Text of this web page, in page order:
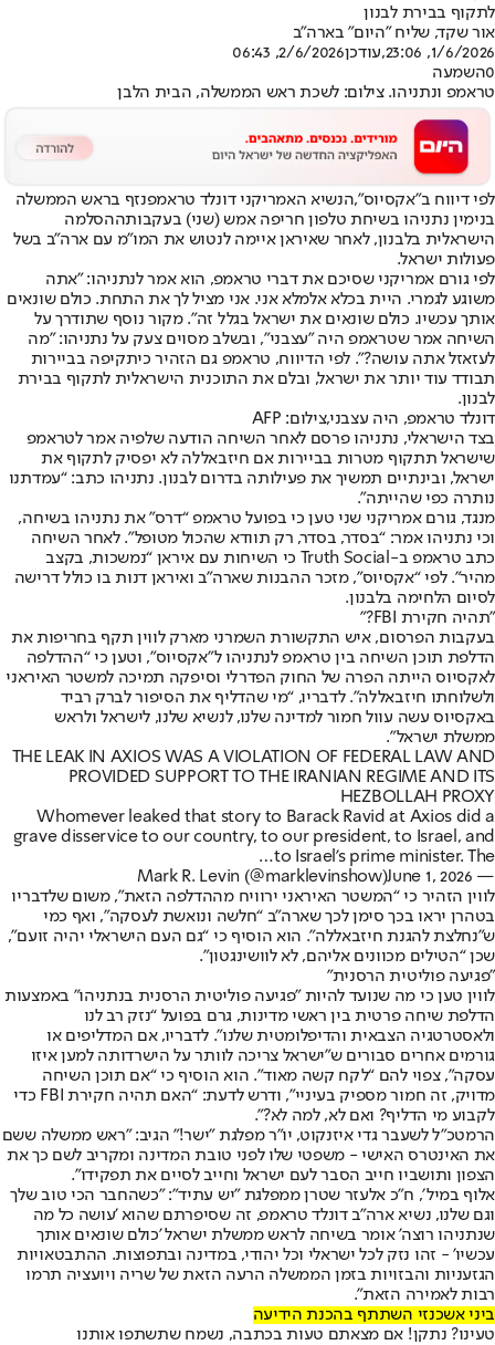
לתקוף בבירת לבנון
אור שקד, שליח "היום" בארה"ב
1/6/2026, 23:06
,עודכן2/6/2026, 06:43
0השמעה
טראמפ ונתניהו. צילום: לשכת ראש הממשלה, הבית הלבן
לפי דיווח ב"אקסיוס",הנשיא האמריקני דונלד טראמפנזף בראש הממשלה
בנימין נתניהו בשיחת טלפון חריפה אמש (שני) בעקבותההסלמה
הישראלית בלבנון, לאחר שאיראן איימה לנטוש את המו”מ עם ארה”ב בשל
פעולות ישראל.
לפי גורם אמריקני שסיכם את דברי טראמפ, הוא אמר לנתניהו: "אתה
משוגע לגמרי. היית בכלא אלמלא אני. אני מציל לך את התחת. כולם שונאים
אותך עכשיו. כולם שונאים את ישראל בגלל זה". מקור נוסף שתודרך על
השיחה אמר שטראמפ היה "עצבני", ובשלב מסוים צעק על נתניהו: "מה
לעזאזל אתה עושה?". לפי הדיווח, טראמפ גם הזהיר כיתקיפה בביירות
תבודד עוד יותר את ישראל, ובלם את התוכנית הישראלית לתקוף בבירת
לבנון.
דונלד טראמפ, היה עצבני,צילום: AFP
בצד הישראלי, נתניהו פרסם לאחר השיחה הודעה שלפיה אמר לטראמפ
שישראל תתקוף מטרות בביירות אם חיזבאללה לא יפסיק לתקוף את
ישראל, ובינתיים תמשיך את פעילותה בדרום לבנון. נתניהו כתב: “עמדתנו
נותרה כפי שהייתה”.
מנגד, גורם אמריקני שני טען כי בפועל טראמפ “דרס” את נתניהו בשיחה,
וכי נתניהו אמר: “בסדר, בסדר, רק תוודא שהכול מטופל”. לאחר השיחה
כתב טראמפ ב-Truth Social כי השיחות עם איראן “נמשכות, בקצב
מהיר”. לפי “אקסיוס”, מזכר ההבנות שארה”ב ואיראן דנות בו כולל דרישה
לסיום הלחימה בלבנון.
"תהיה חקירת FBI?"
בעקבות הפרסום, איש התקשורת השמרני מארק לווין תקף בחריפות את
הדלפת תוכן השיחה בין טראמפ לנתניהו ל”אקסיוס”, וטען כי “ההדלפה
לאקסיוס הייתה הפרה של החוק הפדרלי וסיפקה תמיכה למשטר האיראני
ולשלוחתו חיזבאללה”. לדבריו, “מי שהדליף את הסיפור לברק רביד
באקסיוס עשה עוול חמור למדינה שלנו, לנשיא שלנו, לישראל ולראש
ממשלת ישראל”.
THE LEAK IN AXIOS WAS A VIOLATION OF FEDERAL LAW AND
PROVIDED SUPPORT TO THE IRANIAN REGIME AND ITS
HEZBOLLAH PROXY
Whomever leaked that story to Barack Ravid at Axios did a
grave disservice to our country, to our president, to Israel, and
to Israel's prime minister. The…
— Mark R. Levin (@marklevinshow)
June 1, 2026
לווין הזהיר כי “המשטר האיראני ירוויח מההדלפה הזאת”, משום שלדבריו
בטהרן יראו בכך סימן לכך שארה”ב “חלשה ונואשת לעסקה”, ואף כמי
ש”נחלצת להגנת חיזבאללה”. הוא הוסיף כי “גם העם הישראלי יהיה זועם”,
שכן “הטילים מכוונים אליהם, לא לוושינגטון”.
"פגיעה פוליטית הרסנית"
לווין טען כי מה שנועד להיות "פגיעה פוליטית הרסנית בנתניהו" באמצעות
הדלפת שיחה פרטית בין ראשי מדינות, גרם בפועל “נזק רב לנו
ולאסטרטגיה הצבאית והדיפלומטית שלנו”. לדבריו, אם המדליפים או
גורמים אחרים סבורים ש”ישראל צריכה לוותר על הישרדותה למען איזו
עסקה”, צפוי להם “לקח קשה מאוד”. הוא הוסיף כי “אם תוכן השיחה
מדויק, זה חמור מספיק בעיניי”, ודרש לדעת: “האם תהיה חקירת FBI כדי
לקבוע מי הדליף? ואם לא, למה לא?”.
הרמטכ"ל לשעבר גדי איזנקוט, יו"ר מפלגת "ישר!" הגיב: "ראש ממשלה ששם
את האינטרס האישי - משפטי שלו לפני טובת המדינה ומקריב לשם כך את
הצפון ותושביו חייב הסבר לעם ישראל וחייב לסיים את תפקידו".
אלוף במיל׳, ח"כ אלעזר שטרן ממפלגת "יש עתיד": "כשהחבר הכי טוב שלך
וגם שלנו, נשיא ארה״ב דונלד טראמפ, זה שסיפרתם שהוא 'עושה כל מה
שנתניהו רוצה' אומר בשיחה לראש ממשלת ישראל 'כולם שונאים אותך
עכשיו' - זהו נזק לכל ישראלי וכל יהודי, במדינה ובתפוצות. ‏ההתבטאויות
הגזעניות והבזויות בזמן הממשלה הרעה הזאת של שריה ויועציה תרמו
רבות לאמירה הזאת".
ביני אשכנזי השתתף בהכנת הידיעה
טעינו? נתקן! אם מצאתם טעות בכתבה, נשמח שתשתפו אותנו